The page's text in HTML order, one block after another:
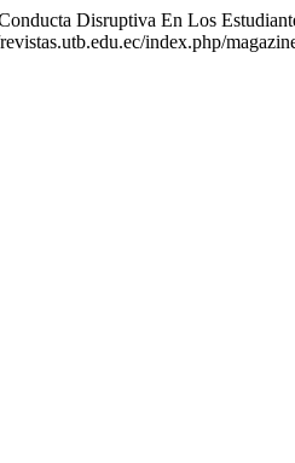
Disruptiva En Los
index.php/